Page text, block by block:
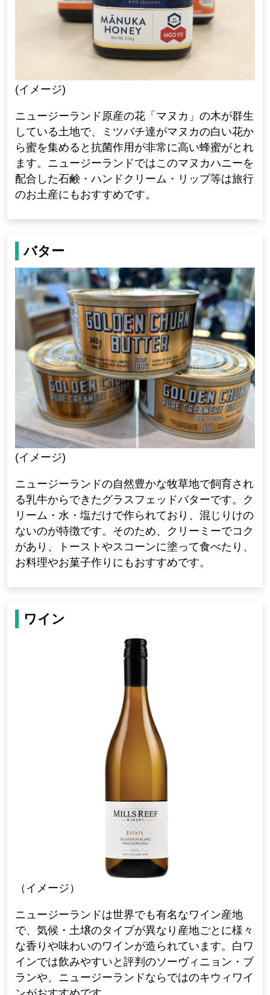
(イメージ)
ニュージーランド原産の花「マヌカ」の木が群生
している土地で、ミツバチ達がマヌカの白い花か
ら蜜を集めると抗菌作用が非常に高い蜂蜜がとれ
ます。ニュージーランドではこのマヌカハニーを
配合した石鹸・ハンドクリーム・リップ等は旅行
のお土産にもおすすめです。
バター
(イメージ)
ニュージーランドの自然豊かな牧草地で飼育され
る乳牛からできたグラスフェッドバターです。ク
リーム・水・塩だけで作られており、混じりけの
ないのが特徴です。そのため、クリーミーでコク
があり、トーストやスコーンに塗って食べたり、
お料理やお菓子作りにもおすすめです。
ワイン
（イメージ）
ニュージーランドは世界でも有名なワイン産地
で、気候・土壌のタイプが異なり産地ごとに様々
な香りや味わいのワインが造られています。白ワ
インでは飲みやすいと評判のソーヴィニョン・ブ
ランや、ニュージーランドならではのキウィワイ